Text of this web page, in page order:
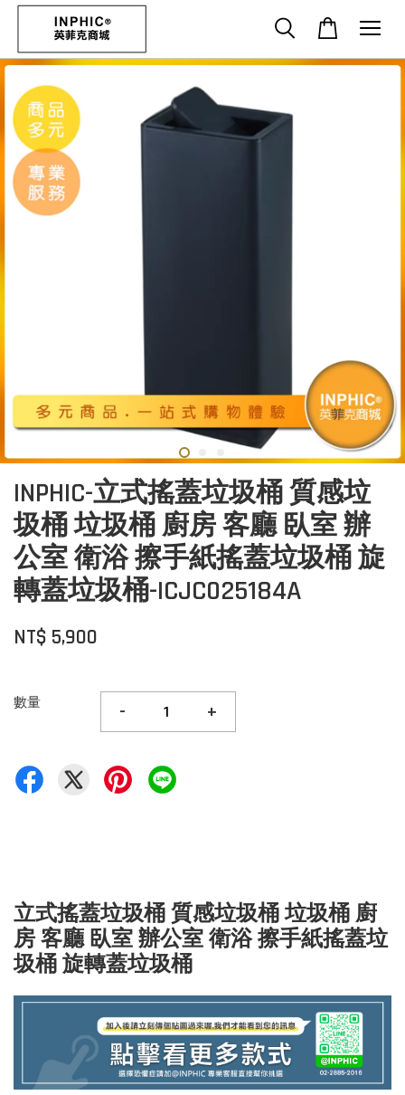
INPHIC-立式搖蓋垃圾桶 質感垃
圾桶 垃圾桶 廚房 客廳 臥室 辦
公室 衛浴 擦手紙搖蓋垃圾桶 旋
轉蓋垃圾桶-ICJC025184A
NT$ 5,900
數量 - +
立式搖蓋垃圾桶 質感垃圾桶 垃圾桶 廚
房 客廳 臥室 辦公室 衛浴 擦手紙搖蓋垃
圾桶 旋轉蓋垃圾桶